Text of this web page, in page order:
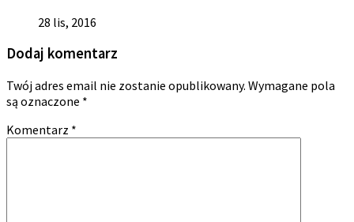
28 lis, 2016
Dodaj komentarz
Twój adres email nie zostanie opublikowany. Wymagane pola
są oznaczone *
Komentarz *